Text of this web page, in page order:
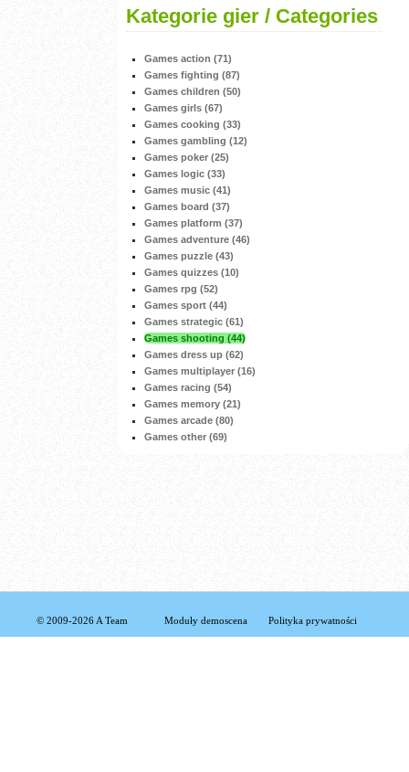
Kategorie gier / Categories
Games action (71)
Games fighting (87)
Games children (50)
Games girls (67)
Games cooking (33)
Games gambling (12)
Games poker (25)
Games logic (33)
Games music (41)
Games board (37)
Games platform (37)
Games adventure (46)
Games puzzle (43)
Games quizzes (10)
Games rpg (52)
Games sport (44)
Games strategic (61)
Games shooting (44)
Games dress up (62)
Games multiplayer (16)
Games racing (54)
Games memory (21)
Games arcade (80)
Games other (69)
© 2009-2026 A Team Moduły demoscena Polityka prywatności